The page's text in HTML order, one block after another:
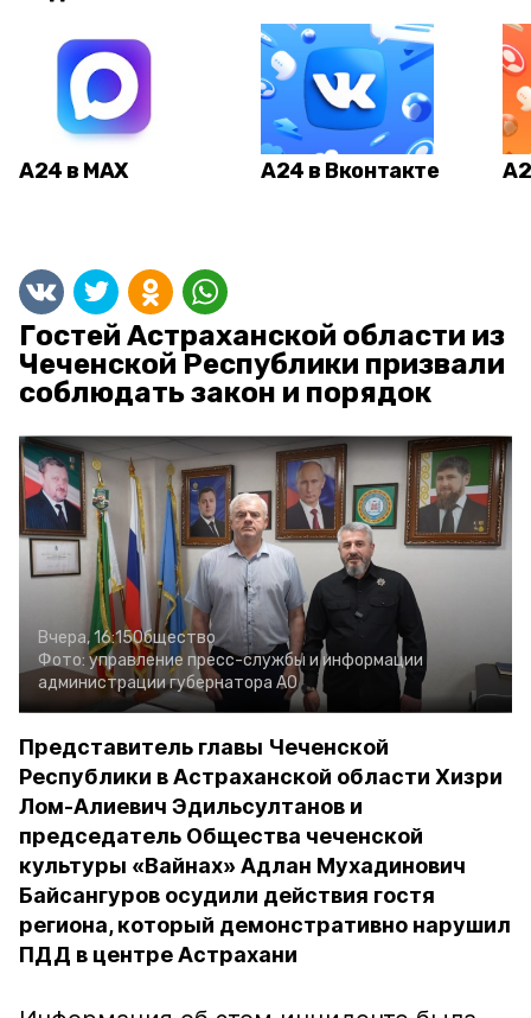
А24 в MAX А24 в Вконтакте
Гостей Астраханской области из
Чеченской Республики призвали
соблюдать закон и порядок
Вчера, 16:15Общество
Фото: управление пресс-службы и информации
администрации губернатора АО
Представитель главы Чеченской
Республики в Астраханской области Хизри
Лом-Алиевич Эдильсултанов и
председатель Общества чеченской
культуры «Вайнах» Адлан Мухадинович
Байсангуров осудили действия гостя
региона, который демонстративно нарушил
ПДД в центре Астрахани